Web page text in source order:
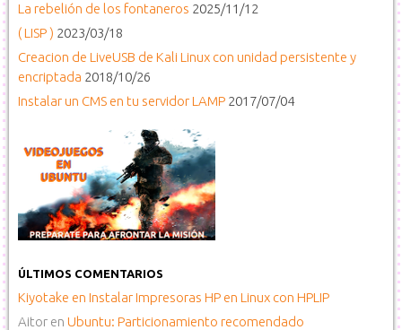
La rebelión de los fontaneros 2025/11/12
( LISP ) 2023/03/18
Creacion de LiveUSB de Kali Linux con unidad persistente y
encriptada 2018/10/26
Instalar un CMS en tu servidor LAMP 2017/07/04
ÚLTIMOS COMENTARIOS
Kiyotake en Instalar Impresoras HP en Linux con HPLIP
Aitor en Ubuntu: Particionamiento recomendado